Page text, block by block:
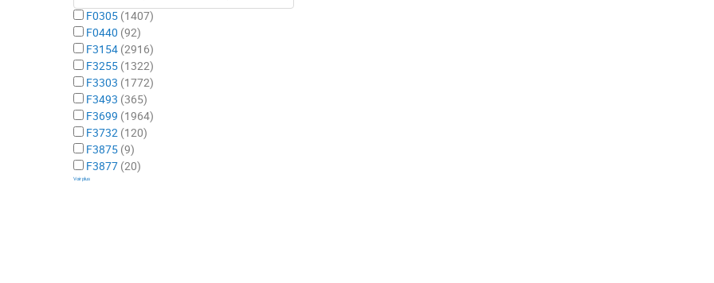
F0305 1407
F0440 92
F3154 2916
F3255 1322
F3303 1772
F3493 365
F3699 1964
F3732 120
F3875 9
F3877 20
Voir plus